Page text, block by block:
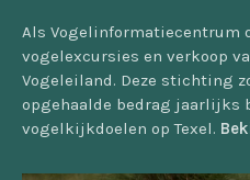
Als Vogelinformatiecentrum
vogelexcursies en verkoop
Vogeleiland. Deze stichting
opgehaalde bedrag jaarlijks
vogelkijkdoelen op Texel.